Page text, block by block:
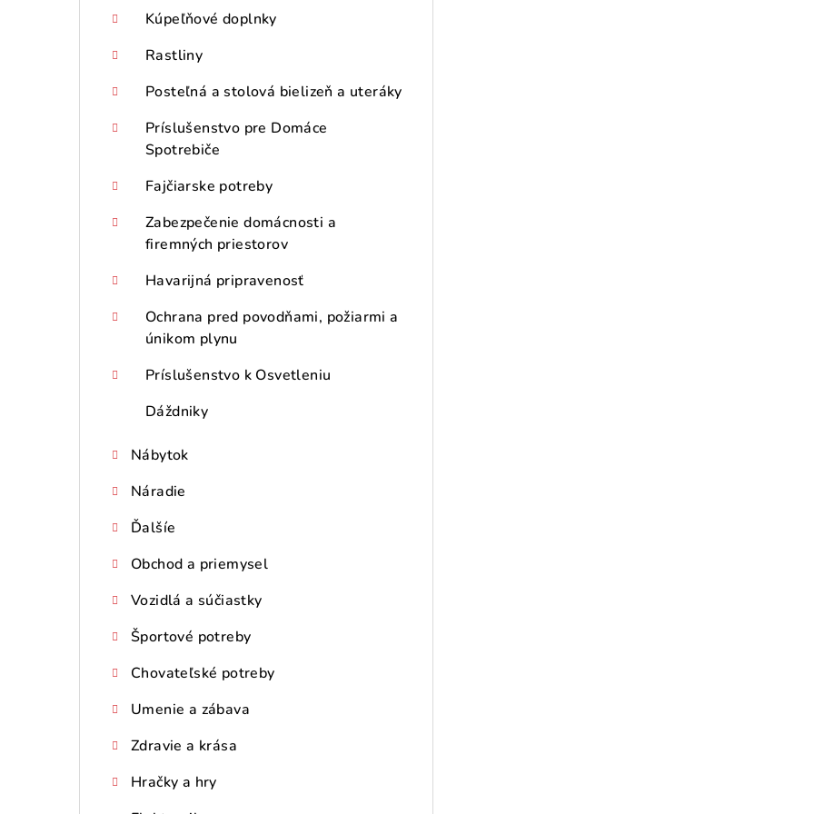
Kúpeľňové doplnky
Rastliny
Posteľná a stolová bielizeň a uteráky
Príslušenstvo pre Domáce
Spotrebiče
Fajčiarske potreby
Zabezpečenie domácnosti a
firemných priestorov
Havarijná pripravenosť
Ochrana pred povodňami, požiarmi a
únikom plynu
Príslušenstvo k Osvetleniu
Dáždniky
Nábytok
Náradie
Ďalšíe
Obchod a priemysel
Vozidlá a súčiastky
Športové potreby
Chovateľské potreby
Umenie a zábava
Zdravie a krása
Hračky a hry